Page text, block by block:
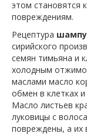
этом становятся
повреждениям.
Рецептура
сирийского
семян тимьяна и
холодным
маслами масло
обмен в клетках
Масло листьев
луковицы с
повреждены, а их